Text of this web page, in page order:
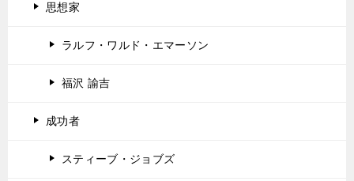
思想家
ラルフ・ワルド・エマーソン
福沢 諭吉
成功者
スティーブ・ジョブズ